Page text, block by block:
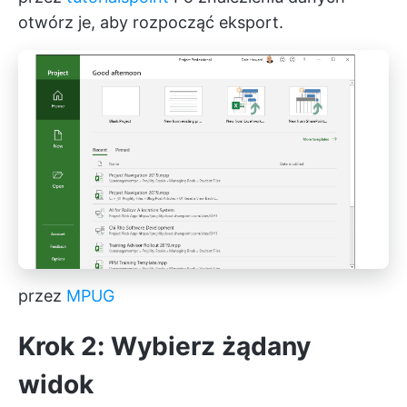
otwórz je, aby rozpocząć eksport.
przez MPUG
Krok 2: Wybierz żądany
widok